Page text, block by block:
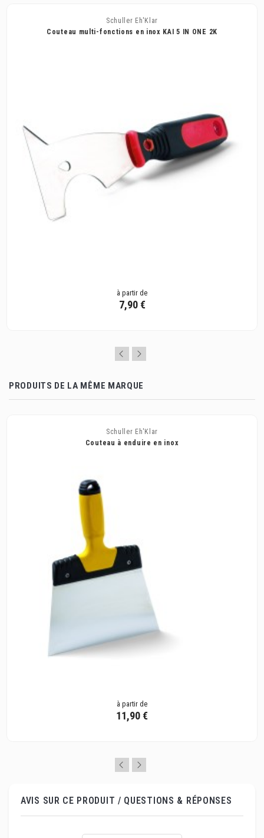
Schuller Eh'Klar
Couteau multi-fonctions en inox KAI 5 IN ONE 2K
à partir de
7,90 €
PRODUITS DE LA MÊME MARQUE
Schuller Eh'Klar
Couteau à enduire en inox
à partir de
11,90 €
AVIS SUR CE PRODUIT / QUESTIONS & RÉPONSES